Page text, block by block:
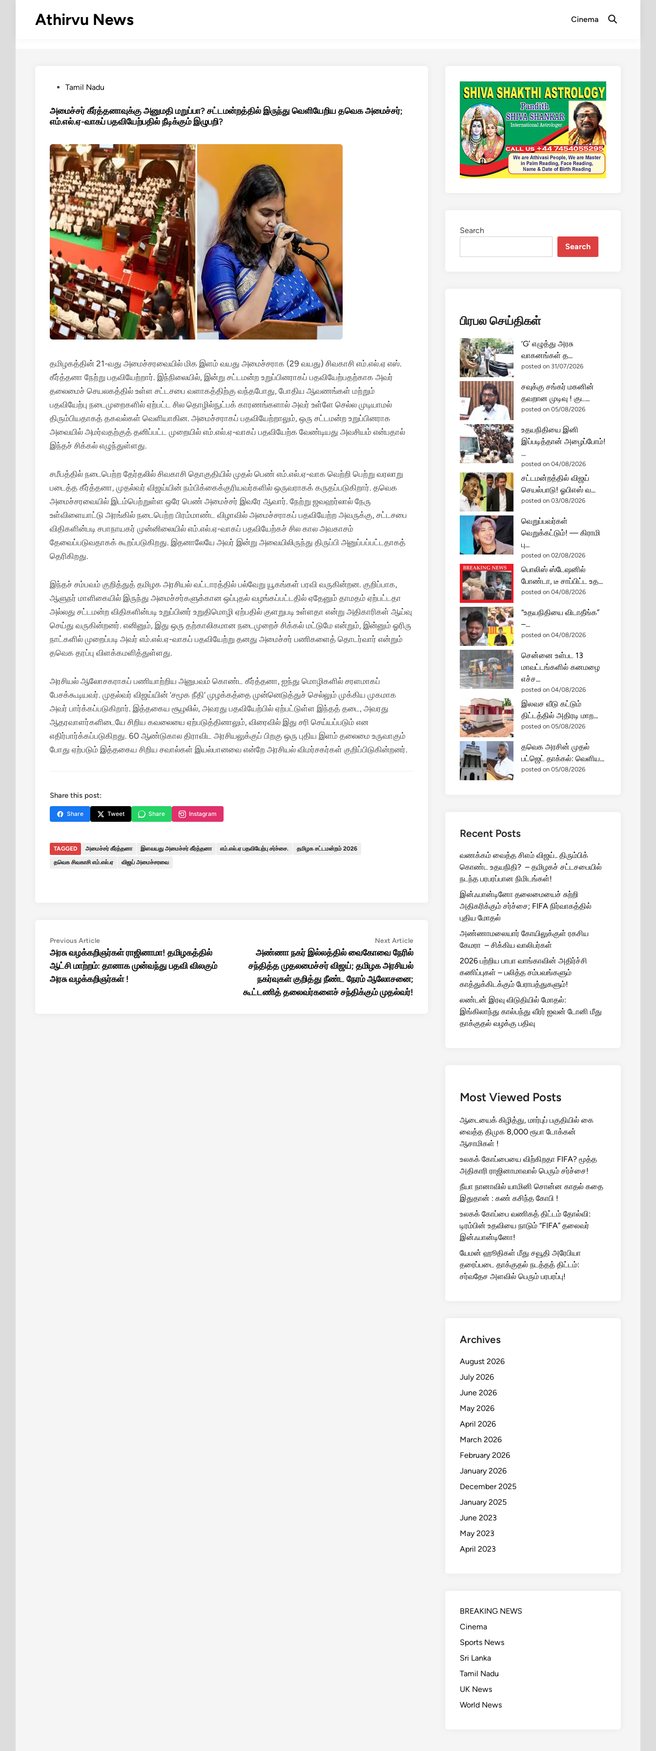
Athirvu News Cinema
Open
PostedTamil Nadu
அமைச்சர் கீர்த்தனாவுக்கு அனுமதி மறுப்பா? சட்டமன்றத்தில் இருந்து வெளியேறிய தவெக அமைச்சர்;
எம்.எல்.ஏ-வாகப் பதவியேற்பதில் நீடிக்கும் இழுபறி?
தமிழகத்தின் 21-வது அமைச்சரவையில் மிக இளம் வயது அமைச்சராக (29 வயது) சிவகாசி எம்.எல்.ஏ எஸ்.
கீர்த்தனா நேற்று பதவியேற்றார். இந்நிலையில், இன்று சட்டமன்ற உறுப்பினராகப் பதவியேற்பதற்காக அவர்
தலைமைச் செயலகத்தில் உள்ள சட்டசபை வளாகத்திற்கு வந்தபோது, போதிய ஆவணங்கள் மற்றும்
பதவியேற்பு நடைமுறைகளில் ஏற்பட்ட சில தொழில்நுட்பக் காரணங்களால் அவர் உள்ளே செல்ல முடியாமல்
திரும்பியதாகத் தகவல்கள் வெளியாகின. அமைச்சராகப் பதவியேற்றாலும், ஒரு சட்டமன்ற உறுப்பினராக
அவையில் அமர்வதற்குத் தனிப்பட்ட முறையில் எம்.எல்.ஏ-வாகப் பதவியேற்க வேண்டியது அவசியம் என்பதால்
இந்தச் சிக்கல் எழுந்துள்ளது.
சமீபத்தில் நடைபெற்ற தேர்தலில் சிவகாசி தொகுதியில் முதல் பெண் எம்.எல்.ஏ-வாக வெற்றி பெற்று வரலாறு
படைத்த கீர்த்தனா, முதல்வர் விஜய்யின் நம்பிக்கைக்குரியவர்களில் ஒருவராகக் கருதப்படுகிறார். தவெக
அமைச்சரவையில் இடம்பெற்றுள்ள ஒரே பெண் அமைச்சர் இவரே ஆவார். நேற்று ஜவஹர்லால் நேரு
உள்விளையாட்டு அரங்கில் நடைபெற்ற பிரம்மாண்ட விழாவில் அமைச்சராகப் பதவியேற்ற அவருக்கு, சட்டசபை
விதிகளின்படி சபாநாயகர் முன்னிலையில் எம்.எல்.ஏ-வாகப் பதவியேற்கச் சில கால அவகாசம்
தேவைப்படுவதாகக் கூறப்படுகிறது. இதனாலேயே அவர் இன்று அவையிலிருந்து திருப்பி அனுப்பப்பட்டதாகத்
தெரிகிறது.
இந்தச் சம்பவம் குறித்துத் தமிழக அரசியல் வட்டாரத்தில் பல்வேறு யூகங்கள் பரவி வருகின்றன. குறிப்பாக,
ஆளுநர் மாளிகையில் இருந்து அமைச்சர்களுக்கான ஒப்புதல் வழங்கப்பட்டதில் ஏதேனும் தாமதம் ஏற்பட்டதா
அல்லது சட்டமன்ற விதிகளின்படி உறுப்பினர் உறுதிமொழி ஏற்பதில் குளறுபடி உள்ளதா என்று அதிகாரிகள் ஆய்வு
செய்து வருகின்றனர். எனினும், இது ஒரு தற்காலிகமான நடைமுறைச் சிக்கல் மட்டுமே என்றும், இன்னும் ஓரிரு
நாட்களில் முறைப்படி அவர் எம்.எல்.ஏ-வாகப் பதவியேற்று தனது அமைச்சர் பணிகளைத் தொடர்வார் என்றும்
தவெக தரப்பு விளக்கமளித்துள்ளது.
அரசியல் ஆலோசகராகப் பணியாற்றிய அனுபவம் கொண்ட கீர்த்தனா, ஐந்து மொழிகளில் சரளமாகப்
பேசக்கூடியவர். முதல்வர் விஜய்யின் ‘சமூக நீதி’ முழக்கத்தை முன்னெடுத்துச் செல்லும் முக்கிய முகமாக
அவர் பார்க்கப்படுகிறார். இத்தகைய சூழலில், அவரது பதவியேற்பில் ஏற்பட்டுள்ள இந்தத் தடை, அவரது
ஆதரவாளர்களிடையே சிறிய கவலையை ஏற்படுத்தினாலும், விரைவில் இது சரி செய்யப்படும் என
எதிர்பார்க்கப்படுகிறது. 60 ஆண்டுகால திராவிட அரசியலுக்குப் பிறகு ஒரு புதிய இளம் தலைமை உருவாகும்
போது ஏற்படும் இத்தகைய சிறிய சவால்கள் இயல்பானவை என்றே அரசியல் விமர்சகர்கள் குறிப்பிடுகின்றனர்.
Share this post:
Share Tweet Share Instagram
TAGGED அமைச்சர் கீர்த்தனா இளவயது அமைச்சர் கீர்த்தனா எம்.எல்.ஏ பதவியேற்பு சர்ச்சை.
தமிழக சட்டமன்றம் 2026
தவெக சிவகாசி எம்.எல்.ஏ
விஜய் அமைச்சரவை
Post
navigation
Previous ArticlePrevious
article:
அரசு வழக்கறிஞர்கள் ராஜினாமா! தமிழகத்தில்
ஆட்சி மாற்றம்: தானாக முன்வந்து பதவி விலகும்
அரசு வழக்கறிஞர்கள் !
Next ArticleNext
article:
அண்ணா நகர் இல்லத்தில் வைகோவை நேரில்
சந்தித்த முதலமைச்சர் விஜய்; தமிழக அரசியல்
நகர்வுகள் குறித்து நீண்ட நேரம் ஆலோசனை;
கூட்டணித் தலைவர்களைச் சந்திக்கும் முதல்வர்!
Search
Search
பிரபல செய்திகள்
‘G’ எழுத்து அரசு
வாகனங்கள் த...
posted on 31/07/2026
சவுக்கு சங்கர் மகனின்
தவறான முடிவு ! குட...
posted on 05/08/2026
உதயநிதியை இனி
இப்படித்தான் அழைப்போம்!
...
posted on 04/08/2026
சட்டமன்றத்தில் விஜய்
செயல்பாடு! ஓபிஎஸ் வ...
posted on 03/08/2026
வெறுப்பவர்கள்
வெறுக்கட்டும்! — கிராமி
பு...
posted on 02/08/2026
பொலிஸ் ஸ்டேஷனில்
போண்டா, டீ சாப்பிட்ட உத...
posted on 04/08/2026
“உதயநிதியை விடாதீங்க”
–...
posted on 04/08/2026
சென்னை உள்பட 13
மாவட்டங்களில் கனமழை
எச்ச...
posted on 04/08/2026
இலவச வீடு கட்டும்
திட்டத்தில் அதிரடி மாற...
posted on 05/08/2026
தவெக அரசின் முதல்
பட்ஜெட் தாக்கல்: வெளிய...
posted on 05/08/2026
Recent Posts
வணக்கம் வைத்த சிஎம் விஜய்.. திரும்பிக்
கொண்ட உதயநிதி? – தமிழகச் சட்டசபையில்
நடந்த பரபரப்பான நிமிடங்கள்!
இன்ஃபான்டினோ தலைமையைச் சுற்றி
அதிகரிக்கும் சர்ச்சை; FIFA நிர்வாகத்தில்
புதிய மோதல்
அண்ணாமலையார் கோயிலுக்குள் ரகசிய
கேமரா – சிக்கிய வாலிபர்கள்
2026 பற்றிய பாபா வாங்காவின் அதிர்ச்சி
கணிப்புகள் – பலித்த சம்பவங்களும்
காத்துக்கிடக்கும் பேராபத்துகளும்!
லண்டன் இரவு விடுதியில் மோதல்:
இங்கிலாந்து கால்பந்து வீரர் ஐவன் டோனி மீது
தாக்குதல் வழக்கு பதிவு
Most Viewed Posts
ஆடையைக் கிழித்து, மார்புப் பகுதியில் கை
வைத்த திமுக 8,000 ரூபா டோக்கன்
ஆசாமிகள் !
உலகக் கோப்பையை விற்கிறதா FIFA? மூத்த
அதிகாரி ராஜினாமாவால் பெரும் சர்ச்சை!
நீயா நானாவில் யாமினி சொன்ன காதல் கதை
இதுதான் : கண் கசிந்த கோபி !
உலகக் கோப்பை வணிகத் திட்டம் தோல்வி:
டிரம்பின் உதவியை நாடும் “FIFA” தலைவர்
இன்ஃபான்டினோ!
யேமன் ஹூதிகள் மீது சவூதி அரேபியா
தரைப்படை தாக்குதல் நடத்தத் திட்டம்:
சர்வதேச அளவில் பெரும் பரபரப்பு!
Archives
August 2026
July 2026
June 2026
May 2026
April 2026
March 2026
February 2026
January 2026
December 2025
January 2025
June 2023
May 2023
April 2023
BREAKING NEWS
Cinema
Sports News
Sri Lanka
Tamil Nadu
UK News
World News